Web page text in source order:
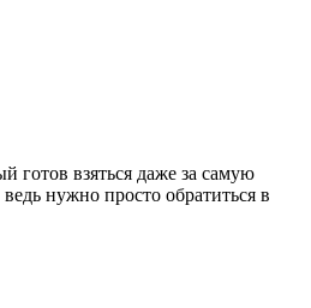
готов взяться даже за самую
нужно просто обратиться в